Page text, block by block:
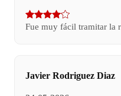
Fue muy fácil tramitar la
Javier Rodriguez Diaz